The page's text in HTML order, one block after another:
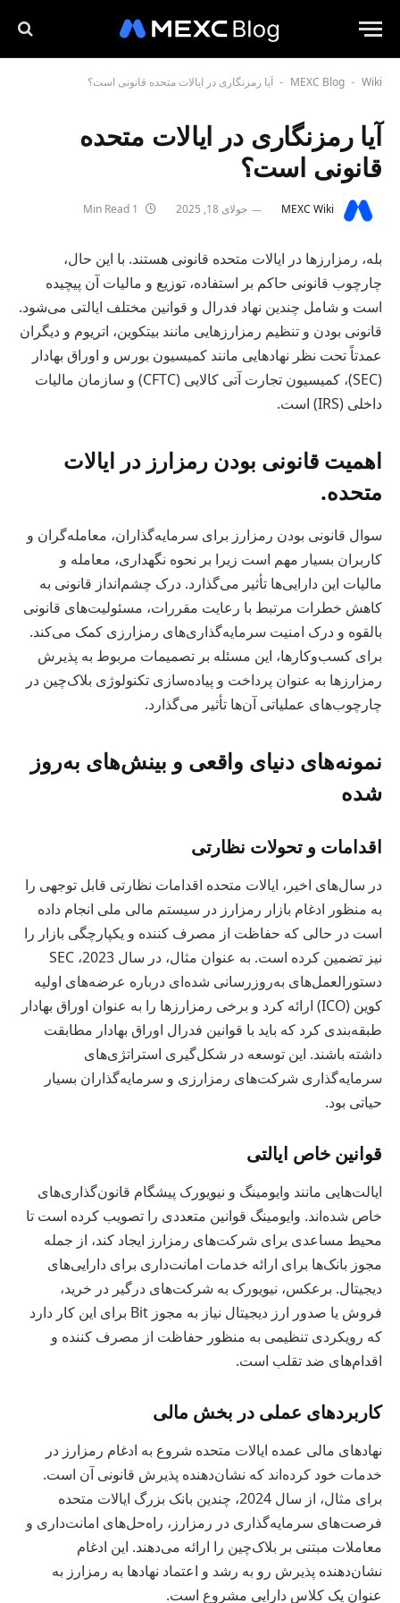
MEXC Blog - Wiki
- آیا رمزنگاری در ایالات متحده قانونی است؟
آیا رمزنگاری در ایالات متحده
قانونی است؟
MEXC Wiki جولای 18, 2025
بله، رمزارزها در ایالات متحده قانونی هستند. با این حال،
چارچوب قانونی حاکم بر استفاده، توزیع و مالیات آن پیچیده
است و شامل چندین نهاد فدرال و قوانین مختلف ایالتی می‌شود.
قانونی بودن و تنظیم رمزارزهایی مانند بیتکوین، اتریوم و دیگران
عمدتاً تحت نظر نهادهایی مانند کمیسیون بورس و اوراق بهادار
(SEC)، کمیسیون تجارت آتی کالایی (CFTC) و سازمان مالیات
داخلی (IRS) است.
اهمیت قانونی بودن رمزارز در ایالات
متحده.
سوال قانونی بودن رمزارز برای سرمایه‌گذاران، معامله‌گران و
کاربران بسیار مهم است زیرا بر نحوه نگهداری، معامله و
مالیات این دارایی‌ها تأثیر می‌گذارد. درک چشم‌انداز قانونی به
کاهش خطرات مرتبط با رعایت مقررات، مسئولیت‌های قانونی
بالقوه و درک امنیت سرمایه‌گذاری‌های رمزارزی کمک می‌کند.
برای کسب‌وکارها، این مسئله بر تصمیمات مربوط به پذیرش
رمزارزها به عنوان پرداخت و پیاده‌سازی تکنولوژی بلاک‌چین در
چارچوب‌های عملیاتی آن‌ها تأثیر می‌گذارد.
نمونه‌های دنیای واقعی و بینش‌های به‌روز
شده
اقدامات و تحولات نظارتی
در سال‌های اخیر، ایالات متحده اقدامات نظارتی قابل توجهی را
به منظور ادغام بازار رمزارز در سیستم مالی ملی انجام داده
است در حالی که حفاظت از مصرف کننده و یکپارچگی بازار را
نیز تضمین کرده است. به عنوان مثال، در سال 2023، SEC
دستورالعمل‌های به‌روزرسانی شده‌ای درباره عرضه‌های اولیه
کوین (ICO) ارائه کرد و برخی رمزارزها را به عنوان اوراق بهادار
طبقه‌بندی کرد که باید با قوانین فدرال اوراق بهادار مطابقت
داشته باشند. این توسعه در شکل‌گیری استراتژی‌های
سرمایه‌گذاری شرکت‌های رمزارزی و سرمایه‌گذاران بسیار
حیاتی بود.
قوانین خاص ایالتی
ایالت‌هایی مانند وایومینگ و نیویورک پیشگام قانون‌گذاری‌های
خاص شده‌اند. وایومینگ قوانین متعددی را تصویب کرده است تا
محیط مساعدی برای شرکت‌های رمزارز ایجاد کند، از جمله
مجوز بانک‌ها برای ارائه خدمات امانت‌داری برای دارایی‌های
دیجیتال. برعکس، نیویورک به شرکت‌های درگیر در خرید،
فروش یا صدور ارز دیجیتال نیاز به مجوز Bit برای این کار دارد
که رویکردی تنظیمی به منظور حفاظت از مصرف کننده و
اقدام‌های ضد تقلب است.
کاربردهای عملی در بخش مالی
نهادهای مالی عمده ایالات متحده شروع به ادغام رمزارز در
خدمات خود کرده‌اند که نشان‌دهنده پذیرش قانونی آن است.
برای مثال، از سال 2024، چندین بانک بزرگ ایالات متحده
فرصت‌های سرمایه‌گذاری در رمزارز، راه‌حل‌های امانت‌داری و
معاملات مبتنی بر بلاک‌چین را ارائه می‌دهند. این ادغام
نشان‌دهنده پذیرش رو به رشد و اعتماد نهادها به رمزارز به
عنوان یک کلاس دارایی مشروع است.